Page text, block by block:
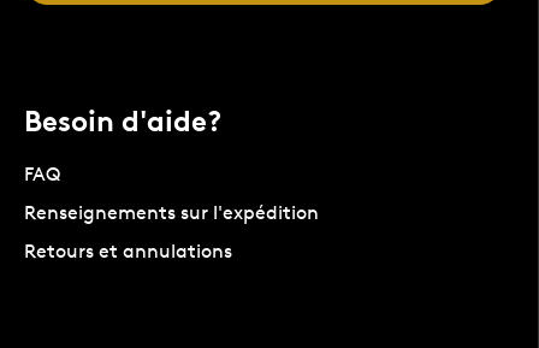
Besoin d'aide?
FAQ
Renseignements sur l'expédition
Retours et annulations